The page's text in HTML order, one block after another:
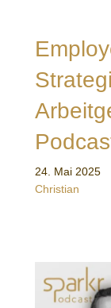
24. Mai 2025
Christian